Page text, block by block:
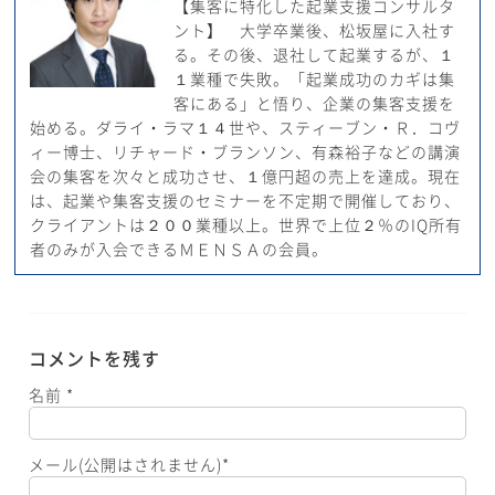
【集客に特化した起業支援コンサルタ
ント】 大学卒業後、松坂屋に入社す
る。その後、退社して起業するが、１
１業種で失敗。「起業成功のカギは集
客にある」と悟り、企業の集客支援を
始める。ダライ・ラマ１４世や、スティーブン・Ｒ．コヴ
ィー博士、リチャード・ブランソン、有森裕子などの講演
会の集客を次々と成功させ、１億円超の売上を達成。現在
は、起業や集客支援のセミナーを不定期で開催しており、
クライアントは２００業種以上。世界で上位２％のIQ所有
者のみが入会できるＭＥＮＳＡの会員。
コメントを残す
名前 *
メール(公開はされません)*